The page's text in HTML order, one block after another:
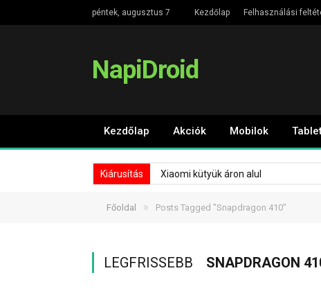
péntek, augusztus 7 Kezdőlap Felhasználási
NapiDroid
Kezdőlap Akciók Mobilok
Kiárusítás Xiaomi kütyük áron alul
Főoldal » Posts Tagged "Snapdragon 410"
LEGFRISSEBB SNAPDRAGON